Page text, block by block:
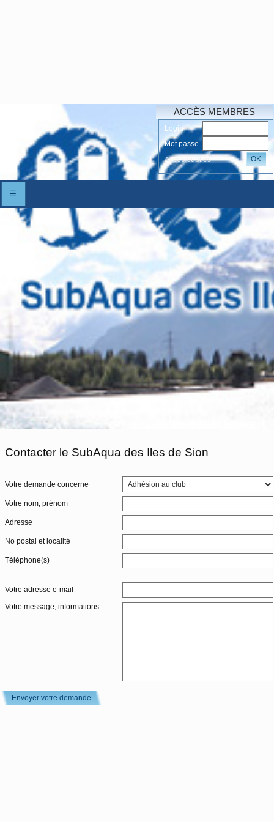
ACCÈS MEMBRES
Login
Mot passe
Accés oubliés
OK
☰
Contacter le SubAqua des Iles de Sion
Votre demande concerne
Votre nom, prénom
Adresse
No postal et localité
Téléphone(s)
Votre adresse e-mail
Votre message, informations
Envoyer votre demande